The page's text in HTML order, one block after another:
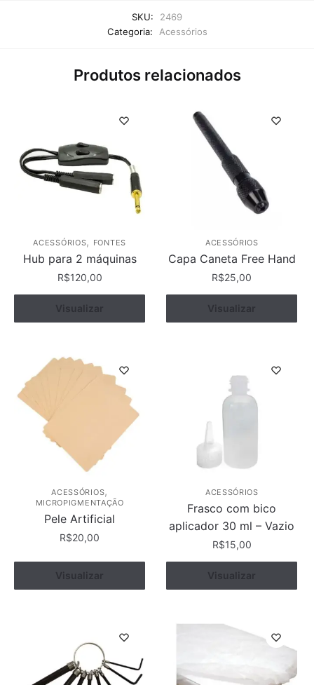
SKU:
2469
Categoria:
Acessórios
Produtos relacionados
ACESSÓRIOS, FONTES
Hub para 2 máquinas
R$120,00
Comprar
Visualizar
ACESSÓRIOS
Capa Caneta Free Hand
R$25,00
Ver opções
Este
produto
variantes.
As
opções
na
página
do
produto
Visualizar
ACESSÓRIOS,
MICROPIGMENTAÇÃO
Pele Artificial
R$20,00
Comprar
Visualizar
ACESSÓRIOS
Frasco com bico
aplicador 30 ml – Vazio
R$15,00
Comprar
Visualizar